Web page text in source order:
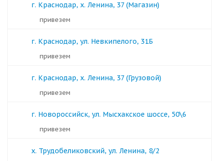
г. Краснодар, х. Ленина, 37 (Магазин)
Привезем
г. Краснодар, ул. Невкипелого, 31Б
Привезем
г. Краснодар, х. Ленина, 37 (Грузовой)
Привезем
г. Новороссийск, ул. Мысхакское шоссе, 50\6
Привезем
х. Трудобеликовский, ул. Ленина, 8/2